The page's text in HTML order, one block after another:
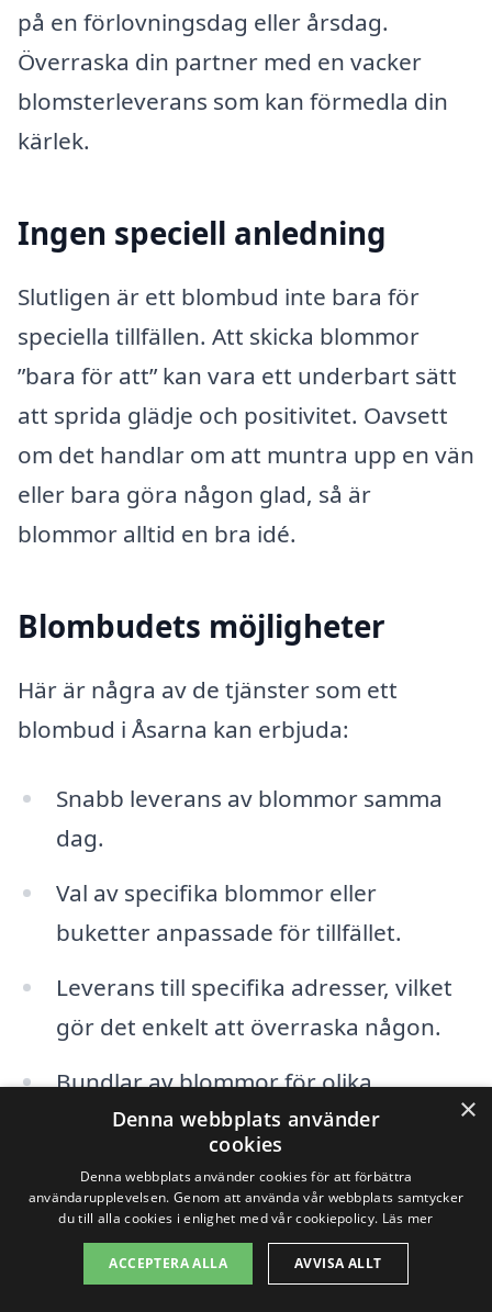
på en förlovningsdag eller årsdag.
Överraska din partner med en vacker
blomsterleverans som kan förmedla din
kärlek.
Ingen speciell anledning
Slutligen är ett blombud inte bara för
speciella tillfällen. Att skicka blommor
”bara för att” kan vara ett underbart sätt
att sprida glädje och positivitet. Oavsett
om det handlar om att muntra upp en vän
eller bara göra någon glad, så är
blommor alltid en bra idé.
Blombudets möjligheter
Här är några av de tjänster som ett
blombud i Åsarna kan erbjuda:
Snabb leverans av blommor samma
dag.
Val av specifika blommor eller
buketter anpassade för tillfället.
Leverans till specifika adresser, vilket
gör det enkelt att överraska någon.
Bundlar av blommor för olika
evenemang, från små gärningar till
Komplement som choklad, kort eller
andra gåvor för att göra din leverans
extra speciell.
×
Denna webbplats använder
cookies
Denna webbplats använder cookies för att förbättra
användarupplevelsen. Genom att använda vår webbplats samtycker
du till alla cookies i enlighet med vår cookiepolicy. Läs mer
ACCEPTERA ALLA AVVISA ALLT